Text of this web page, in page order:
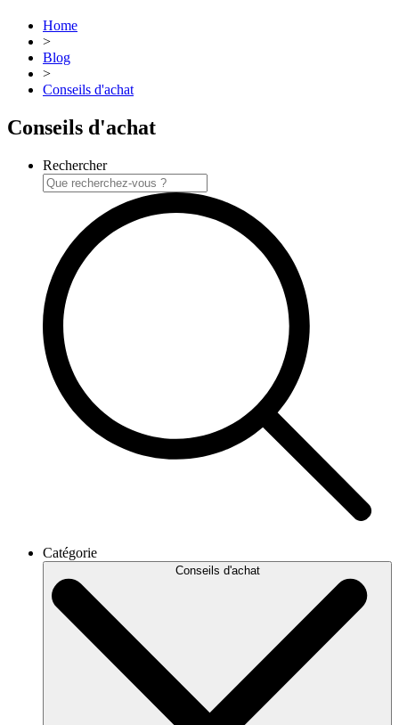
Home
>
Blog
>
Conseils d'achat
Conseils d'achat
Rechercher
Catégorie
Conseils d'achat